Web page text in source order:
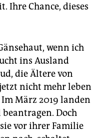
Ihre Chance, dieses
wenn ich
ins Ausland
die Ältere von
nicht mehr leben
März 2019 landen
Doch
vor ihrer Familie